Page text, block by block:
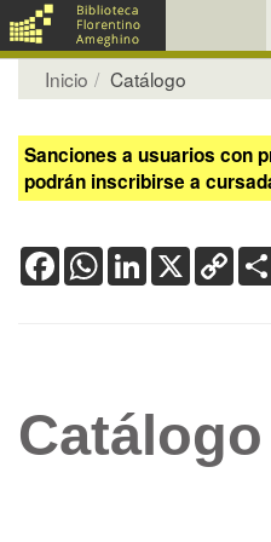
Inicio Catálogo
Sanciones a usuarios con
podrán inscribirse a
FacebookWhatsApp
LinkedIn
X
Link
Catálogo